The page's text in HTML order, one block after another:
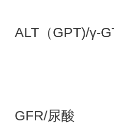
肝機能
ALT（GPT)/γ-
血糖検査
腎機能検
GFR/尿酸